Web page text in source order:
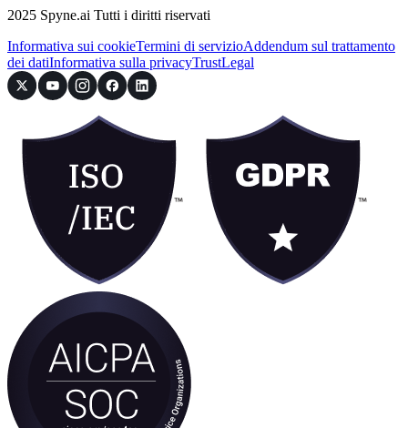
2025 Spyne.ai Tutti i diritti riservati
Informativa sui cookieTermini di servizioAddendum sul trattamento
dei datiInformativa sulla privacyTrustLegal